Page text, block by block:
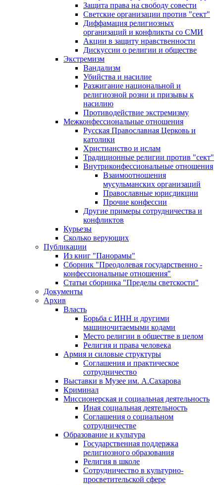
Защита права на свободу совести
Светские организации против "сект"
Диффамация религиозных
организаций и конфликты со СМИ
Акции в защиту нравственности
Дискуссии о религии и обществе
Экстремизм
Вандализм
Убийства и насилие
Разжигание национальной и
религиозной розни и призывы к
насилию
Противодействие экстремизму
Межконфессиональные отношения
Русская Православная Церковь и
католики
Христианство и ислам
Традиционные религии против "сект"
Внутриконфессиональные отношения
Взаимоотношения
мусульманских организаций
Православные юрисдикции
Прочие конфессии
Другие примеры сотрудничества и
конфликтов
Курьезы
Сколько верующих
Публикации
Из книг "Панорамы"
Сборник "Преодолевая государственно -
конфессиональные отношения"
Статьи сборника "Пределы светскости"
Документы
Архив
Власть
Борьба с ИНН и другими
машиночитаемыми кодами
Место религии в обществе в целом
Религия и права человека
Армия и силовые структуры
Соглашения и практическое
сотрудничество
Выставки в Музее им. А.Сахарова
Криминал
Миссионерская и социальная деятельность
Иная социальная деятельность
Соглашения о социальном
сотрудничестве
Образование и культура
Государственная поддержка
религиозного образования
Религия в школе
Сотрудничество в культурно-
просветительской сфере